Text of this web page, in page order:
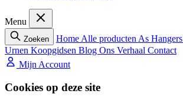
Menu
Zoeken Home Alle producten As Hangers
Urnen Koopgidsen Blog Ons Verhaal Contact
Mijn Account
Cookies op deze site